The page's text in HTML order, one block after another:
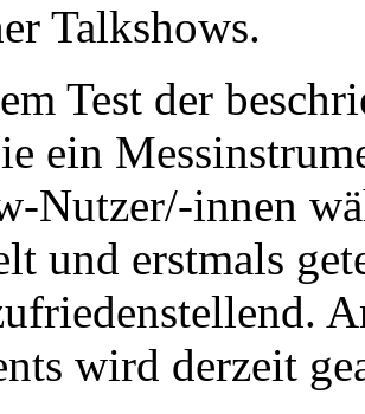
Talkshows.
Test der
ein
Nutzer/-innen
und erstmals
wird derzeit